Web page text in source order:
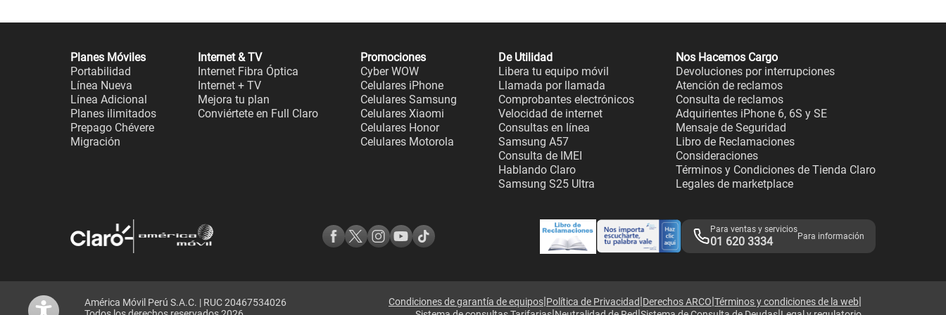
Planes Móviles
Portabilidad
Línea Nueva
Línea Adicional
Planes ilimitados
Prepago Chévere
Migración
Internet & TV
Internet Fibra Óptica
Internet + TV
Mejora tu plan
Conviértete en Full Claro
Promociones
Cyber WOW
Celulares iPhone
Celulares Samsung
Celulares Xiaomi
Celulares Honor
Celulares Motorola
De Utilidad
Libera tu equipo móvil
Llamada por llamada
Comprobantes electrónicos
Velocidad de internet
Consultas en línea
Samsung A57
Consulta de IMEI
Hablando Claro
Samsung S25 Ultra
Nos Hacemos Cargo
Devoluciones por interrupciones
Atención de reclamos
Consulta de reclamos
Adquirientes iPhone 6, 6S y SE
Mensaje de Seguridad
Libro de Reclamaciones
Consideraciones
Términos y Condiciones de Tienda Claro
Legales de marketplace
Para ventas y servicios
01 620 3334 Para información
América Móvil Perú S.A.C. | RUC 20467534026
Condiciones de garantía de equipos|Política de Privacidad|Derechos ARCO|Términos y condiciones de la web|